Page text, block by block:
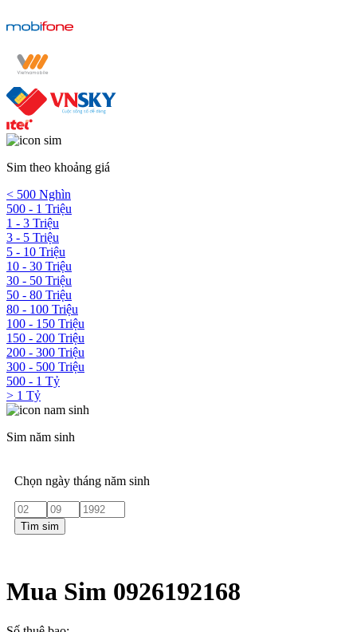
Sim theo khoảng giá
< 500 Nghìn
500 - 1 Triệu
1 - 3 Triệu
3 - 5 Triệu
5 - 10 Triệu
10 - 30 Triệu
30 - 50 Triệu
50 - 80 Triệu
80 - 100 Triệu
100 - 150 Triệu
150 - 200 Triệu
200 - 300 Triệu
300 - 500 Triệu
500 - 1 Tỷ
> 1 Tỷ
Sim năm sinh
Chọn ngày tháng năm sinh
Tìm sim
Mua Sim 0926192168